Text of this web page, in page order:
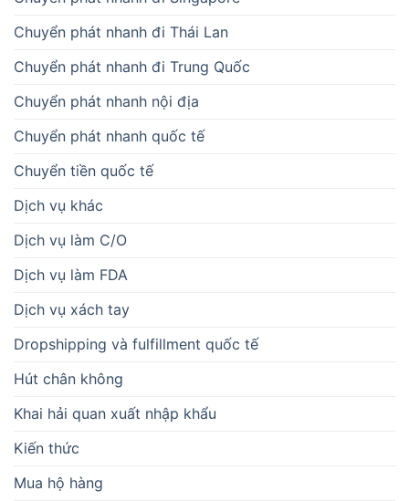
Chuyển phát nhanh đi Thái Lan
Chuyển phát nhanh đi Trung Quốc
Chuyển phát nhanh nội địa
Chuyển phát nhanh quốc tế
Chuyển tiền quốc tế
Dịch vụ khác
Dịch vụ làm C/O
Dịch vụ làm FDA
Dịch vụ xách tay
Dropshipping và fulfillment quốc tế
Hút chân không
Khai hải quan xuất nhập khẩu
Kiến thức
Mua hộ hàng